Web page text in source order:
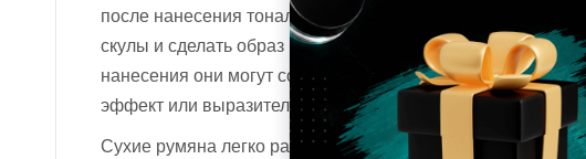
после нанесения тональной основы, визуально
скулы и сделать образ более свежим. В зависимости от
нанесения они могут создавать деликатный повседневный
эффект или выразительный акцент.
Сухие румяна легко растушевываются кистью, кремовые